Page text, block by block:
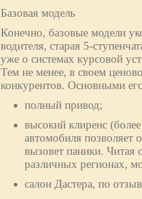
Базовая модель
Конечно, базовые модели
водителя, старая 5-
уже о системах курсовой
Тем не менее, в своем
конкурентов. Основными
полный привод;
высокий клиренс
автомобиля позволяет
вызовет паники. Читая
различных регионах,
салон Дастера, по